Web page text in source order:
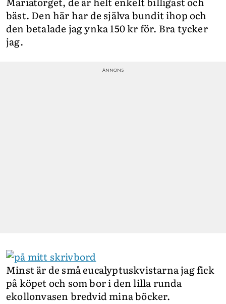
bäst. Den här har de själva bundit ihop och
den betalade jag ynka 150 kr för. Bra tycker
jag.
Minst är de små eucalyptuskvistarna jag fick
på köpet och som bor i den lilla runda
ekollonvasen bredvid mina böcker.